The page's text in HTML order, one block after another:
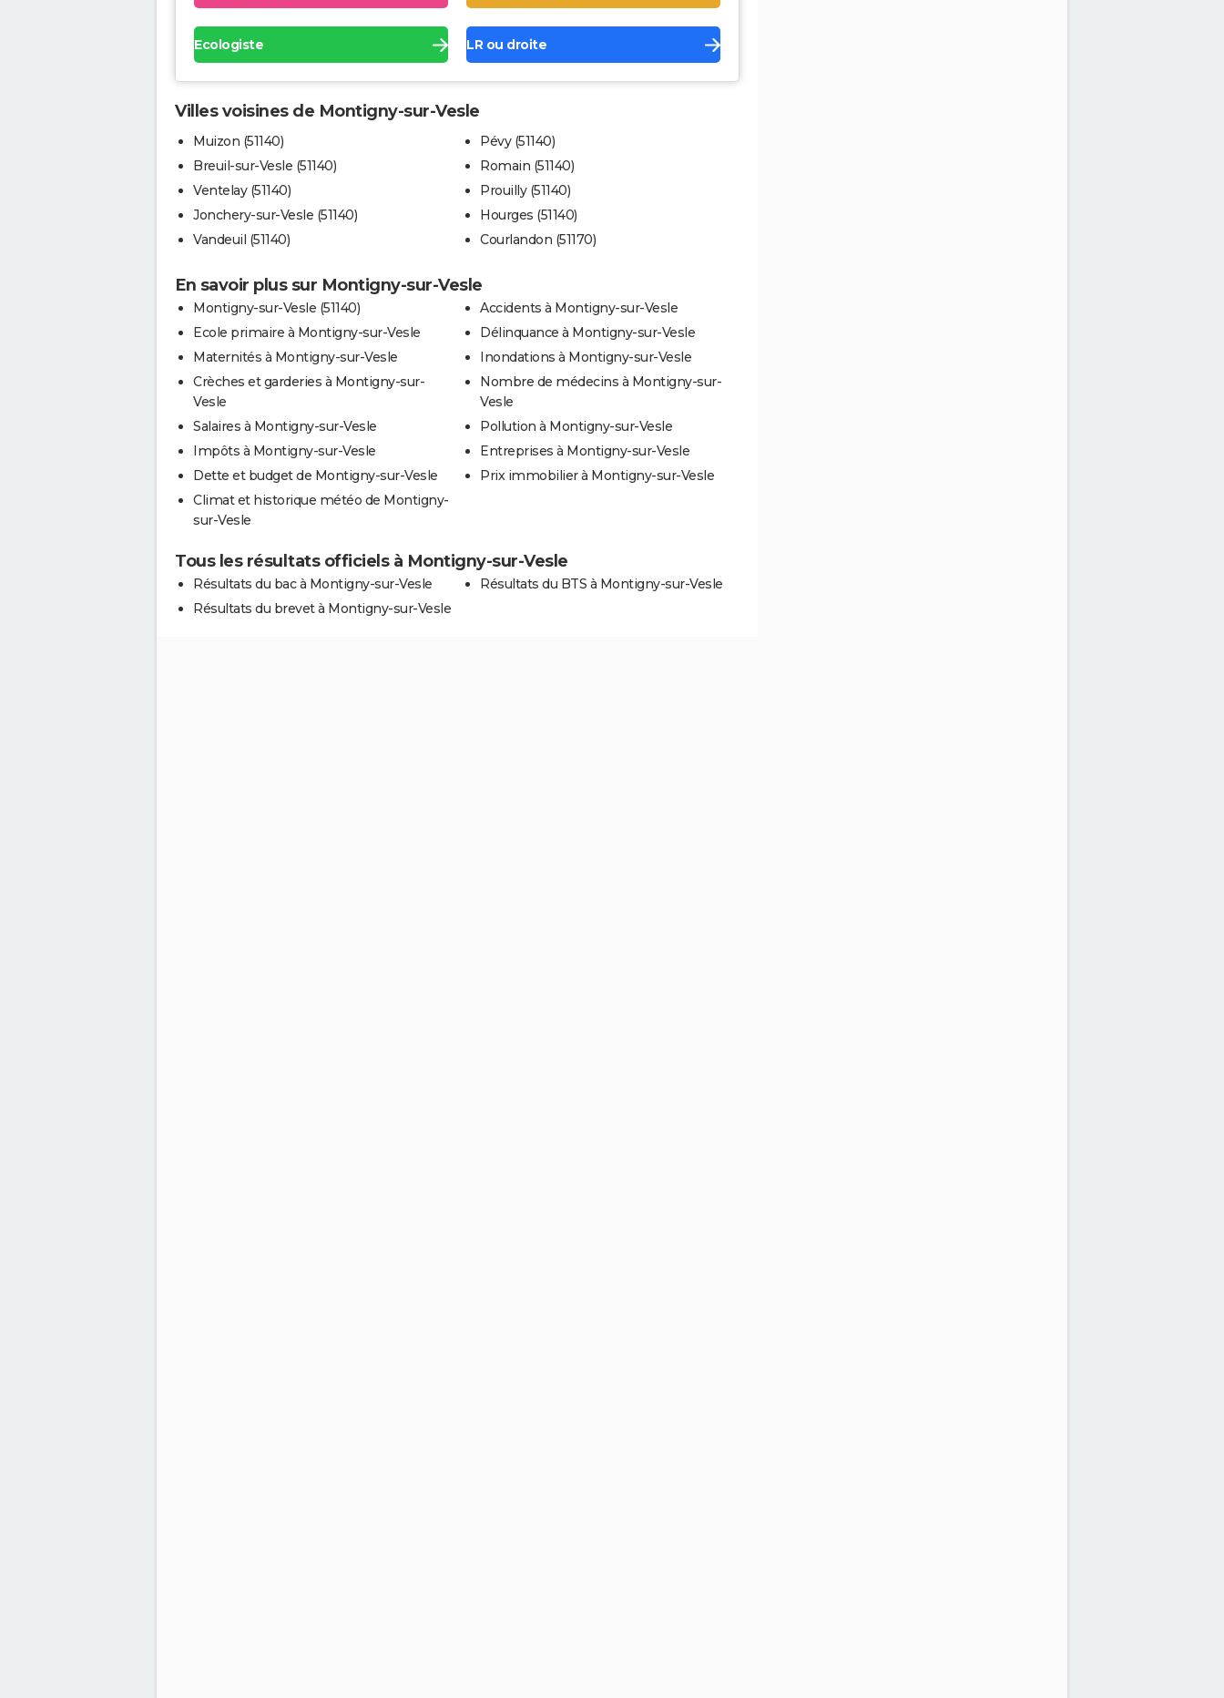
Ecologiste LR ou droite
Villes voisines de Montigny-sur-Vesle
Muizon (51140)
Breuil-sur-Vesle (51140)
Ventelay (51140)
Jonchery-sur-Vesle (51140)
Vandeuil (51140)
Pévy (51140)
Romain (51140)
Prouilly (51140)
Hourges (51140)
Courlandon (51170)
En savoir plus sur Montigny-sur-Vesle
Montigny-sur-Vesle (51140)
Ecole primaire à Montigny-sur-Vesle
Maternités à Montigny-sur-Vesle
Crèches et garderies à Montigny-sur-
Vesle
Salaires à Montigny-sur-Vesle
Impôts à Montigny-sur-Vesle
Dette et budget de Montigny-sur-Vesle
Climat et historique météo de Montigny-
sur-Vesle
Accidents à Montigny-sur-Vesle
Délinquance à Montigny-sur-Vesle
Inondations à Montigny-sur-Vesle
Nombre de médecins à Montigny-sur-
Vesle
Pollution à Montigny-sur-Vesle
Entreprises à Montigny-sur-Vesle
Prix immobilier à Montigny-sur-Vesle
Tous les résultats officiels à Montigny-sur-Vesle
Résultats du bac à Montigny-sur-Vesle
Résultats du brevet à Montigny-sur-Vesle
Résultats du BTS à Montigny-sur-Vesle